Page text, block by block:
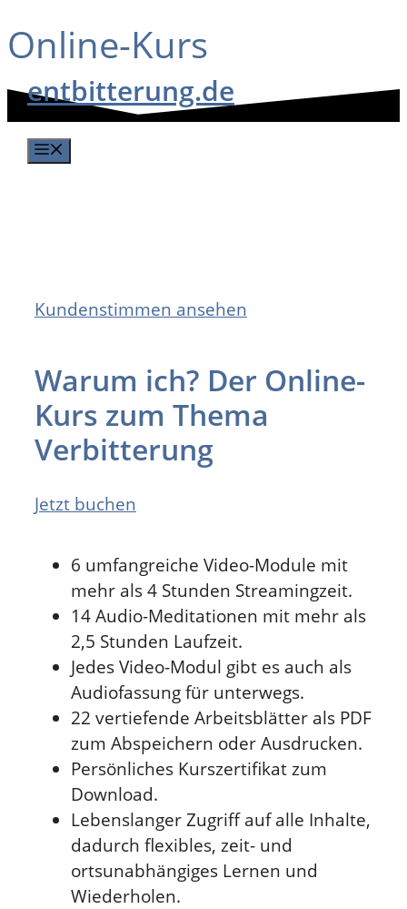
Zum
Inhalt
springen
entbitterung.de
Online-Kurs
Kundenstimmen ansehen
Warum ich? Der Online-
Kurs zum Thema
Verbitterung
Jetzt buchen
6 umfangreiche Video-Module mit
mehr als 4 Stunden Streamingzeit.
14 Audio-Meditationen mit mehr als
2,5 Stunden Laufzeit.
Jedes Video-Modul gibt es auch als
Audiofassung für unterwegs.
22 vertiefende Arbeitsblätter als PDF
zum Abspeichern oder Ausdrucken.
Persönliches Kurszertifikat zum
Download.
Lebenslanger Zugriff auf alle Inhalte,
dadurch flexibles, zeit- und
ortsunabhängiges Lernen und
Wiederholen.